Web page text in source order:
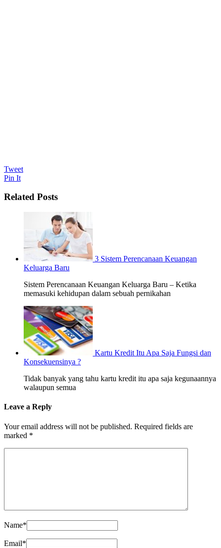
Tweet
Pin It
Related Posts
3 Sistem Perencanaan Keuangan
Keluarga Baru
Sistem Perencanaan Keuangan Keluarga Baru – Ketika
memasuki kehidupan dalam sebuah pernikahan
Kartu Kredit Itu Apa Saja Fungsi dan
Konsekuensinya ?
Tidak banyak yang tahu kartu kredit itu apa saja kegunaannya
walaupun semua
Leave a Reply
Your email address will not be published. Required fields are
marked *
Name*
Email*